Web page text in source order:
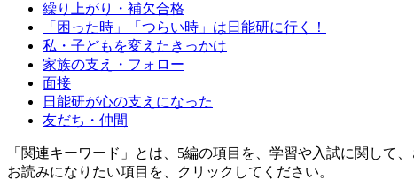
繰り上がり・補欠合格
「困った時」「つらい時」は日能研に行く！
私・子どもを変えたきっかけ
家族の支え・フォロー
面接
日能研が心の支えになった
友だち・仲間
「関連キーワード」とは、5編の項目を、学習や入試に関して
お読みになりたい項目を、クリックしてください。